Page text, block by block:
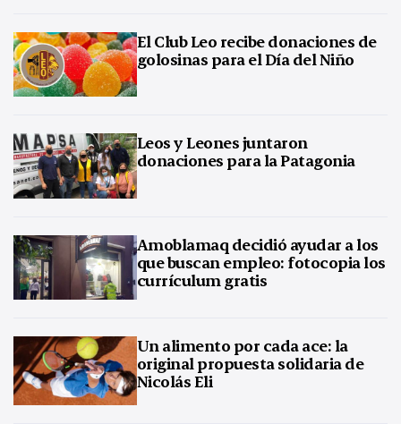
El Club Leo recibe donaciones de
golosinas para el Día del Niño
Leos y Leones juntaron
donaciones para la Patagonia
Amoblamaq decidió ayudar a los
que buscan empleo: fotocopia los
currículum gratis
Un alimento por cada ace: la
original propuesta solidaria de
Nicolás Eli